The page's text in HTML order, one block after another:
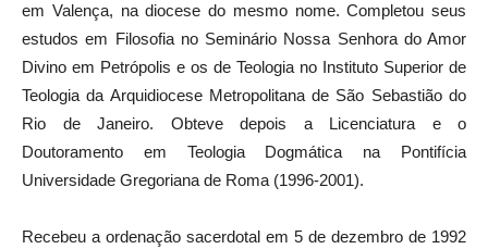
em Valença, na diocese do mesmo nome. Completou seus
estudos em Filosofia no Seminário Nossa Senhora do Amor
Divino em Petrópolis e os de Teologia no Instituto Superior de
Teologia da Arquidiocese Metropolitana de São Sebastião do
Rio de Janeiro. Obteve depois a Licenciatura e o
Doutoramento em Teologia Dogmática na Pontifícia
Universidade Gregoriana de Roma (1996-2001).
Recebeu a ordenação sacerdotal em 5 de dezembro de 1992